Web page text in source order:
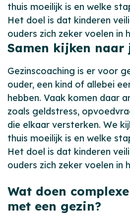
thuis moeilijk is en welke
Het doel is dat kinderen
ouders zich zeker voelen in
Samen kijken
Gezinscoaching is er voor
ouder, een kind of allebei
hebben. Vaak komen daar
zoals geldstress,
die elkaar versterken. We
thuis moeilijk is en welke
Het doel is dat kinderen
ouders zich zeker voelen in
Wat doen
met een gezin?